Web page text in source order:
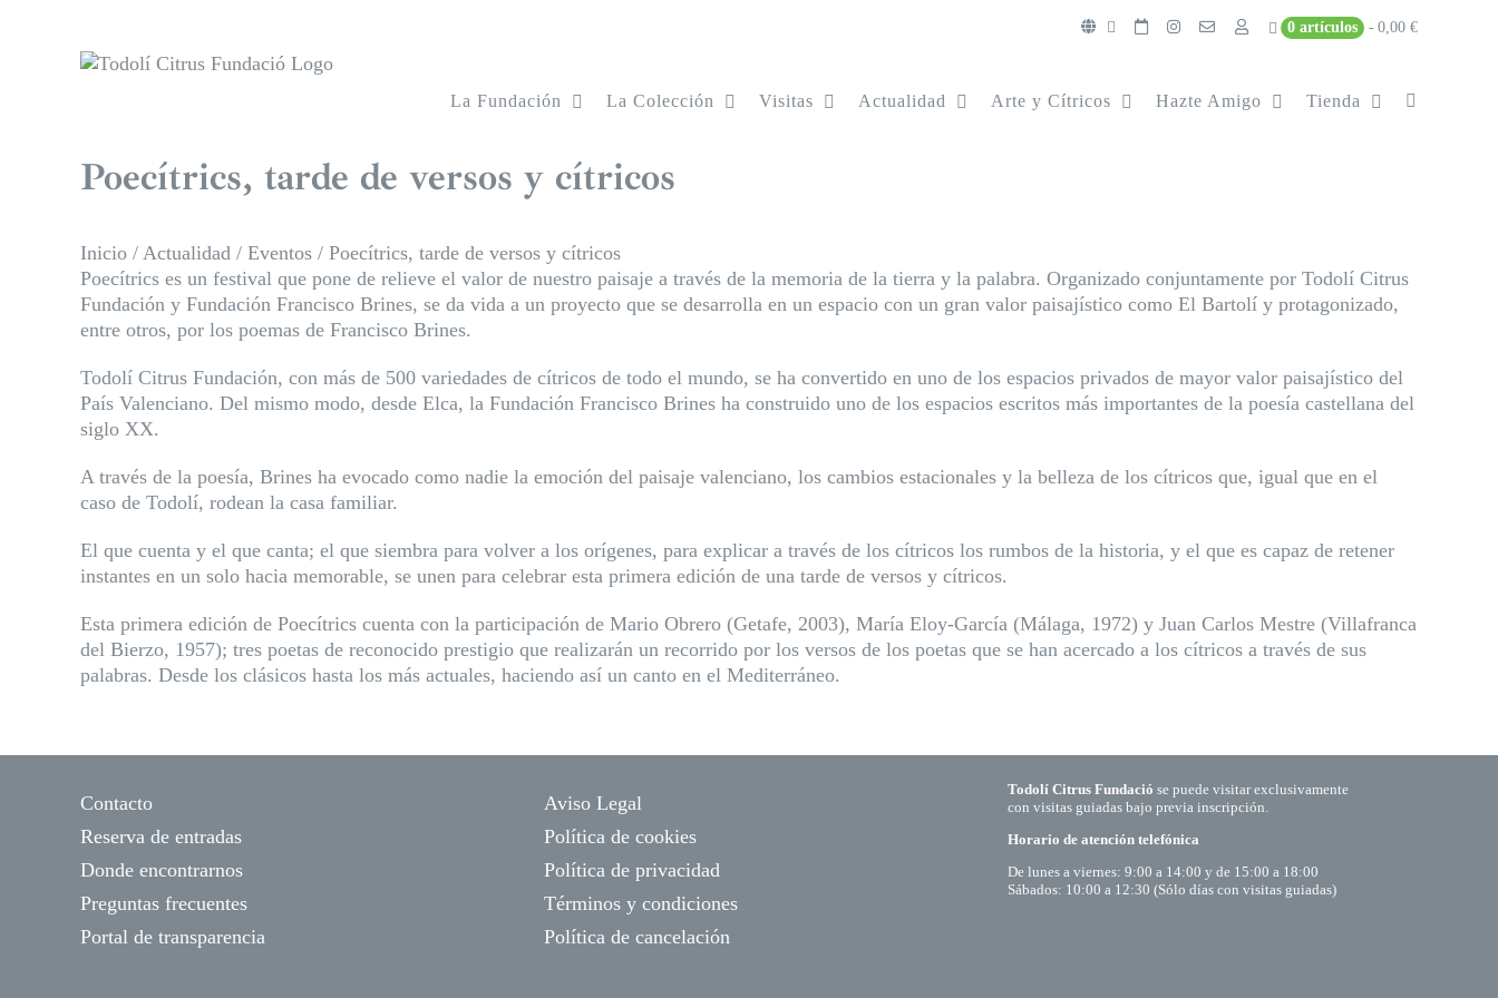
0 artículos 0,00 €
La Fundación La Colección Visitas Actualidad Arte y Cítricos Hazte Amigo Tienda
Poecítrics, tarde de versos y cítricos
Inicio / Actualidad / Eventos / Poecítrics, tarde de versos y cítricos
Poecítrics es un festival que pone de relieve el valor de nuestro paisaje a través de la memoria de la tierra y la palabra. Organizado conjuntamente por Todolí Citrus
Fundación y Fundación Francisco Brines, se da vida a un proyecto que se desarrolla en un espacio con un gran valor paisajístico como El Bartolí y protagonizado,
entre otros, por los poemas de Francisco Brines.
Todolí Citrus Fundación, con más de 500 variedades de cítricos de todo el mundo, se ha convertido en uno de los espacios privados de mayor valor paisajístico del
País Valenciano. Del mismo modo, desde Elca, la Fundación Francisco Brines ha construido uno de los espacios escritos más importantes de la poesía castellana del
siglo XX.
A través de la poesía, Brines ha evocado como nadie la emoción del paisaje valenciano, los cambios estacionales y la belleza de los cítricos que, igual que en el
caso de Todolí, rodean la casa familiar.
El que cuenta y el que canta; el que siembra para volver a los orígenes, para explicar a través de los cítricos los rumbos de la historia, y el que es capaz de retener
instantes en un solo hacia memorable, se unen para celebrar esta primera edición de una tarde de versos y cítricos.
Esta primera edición de Poecítrics cuenta con la participación de Mario Obrero (Getafe, 2003), María Eloy-García (Málaga, 1972) y Juan Carlos Mestre (Villafranca
del Bierzo, 1957); tres poetas de reconocido prestigio que realizarán un recorrido por los versos de los poetas que se han acercado a los cítricos a través de sus
palabras. Desde los clásicos hasta los más actuales, haciendo así un canto en el Mediterráneo.
Contacto
Reserva de entradas
Donde encontrarnos
Preguntas frecuentes
Portal de transparencia
Aviso Legal
Política de cookies
Política de privacidad
Términos y condiciones
Política de cancelación
Todolí Citrus Fundació se puede visitar exclusivamente
con visitas guiadas bajo previa inscripción.
Horario de atención telefónica
De lunes a viernes: 9:00 a 14:00 y de 15:00 a 18:00
Sábados: 10:00 a 12:30 (Sólo días con visitas guiadas)